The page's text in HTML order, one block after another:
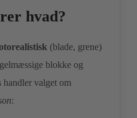
hvad?
(blade, grene)
blokke og
handler valget om
: